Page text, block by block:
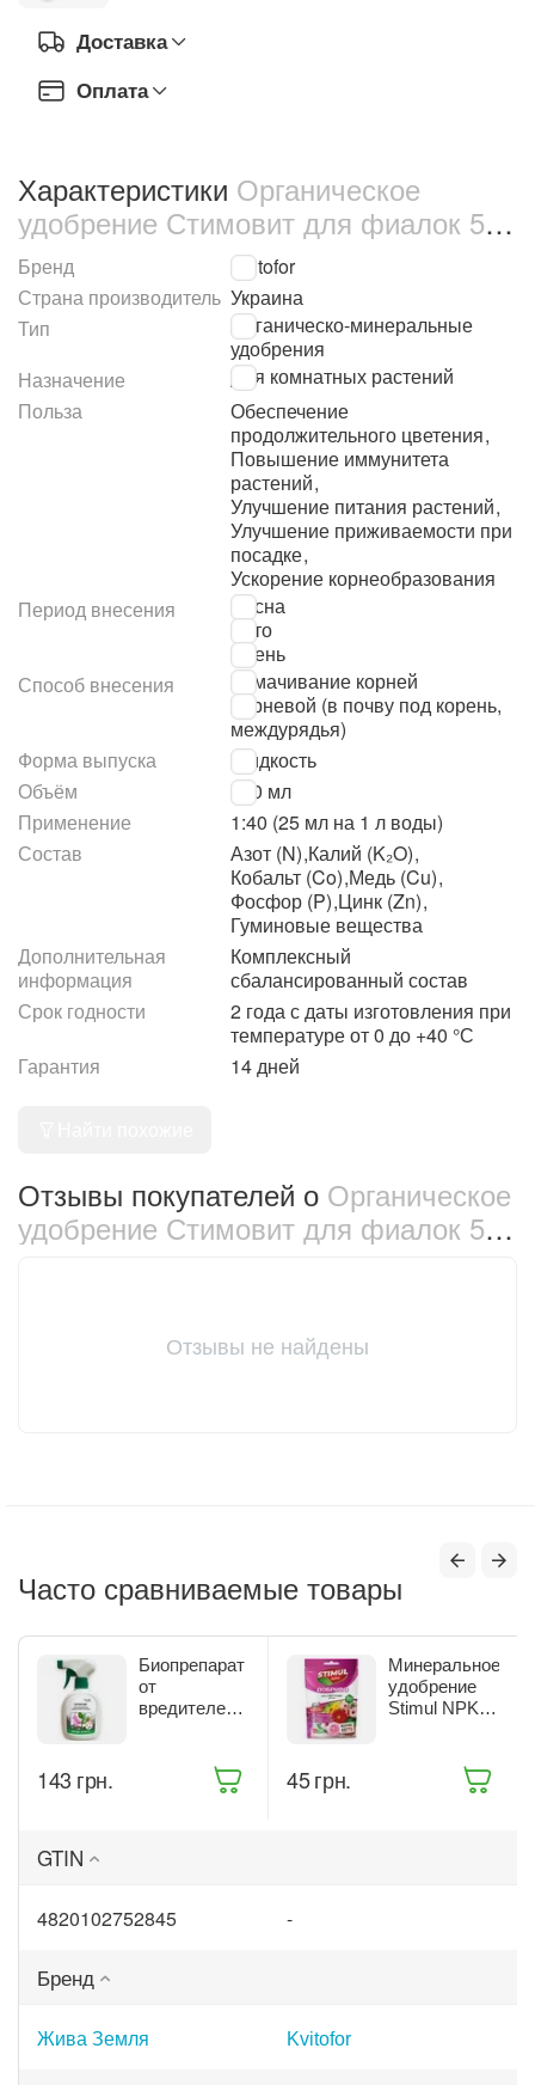
Доставка
Оплата
Характеристики Органическое
удобрение Стимовит для фиалок 500
мл (2237)
Бренд
Kvitofor
Страна производитель Украина
Тип
Органическо-минеральные
удобрения
Назначение
Для комнатных растений
Польза
Обеспечение
продолжительного цветения,
Повышение иммунитета
растений,
Улучшение питания растений,
Улучшение приживаемости при
посадке,
Ускорение корнеобразования
Период внесения
Весна
Лето
Осень
Способ внесения
Замачивание корней
Корневой (в почву под корень,
междурядья)
Форма выпуска
Жидкость
Объём
500 мл
Применение
1:40 (25 мл на 1 л воды)
Состав
Азот (N),Калий (K₂O),
Кобальт (Co),Медь (Cu),
Фосфор (P),Цинк (Zn),
Гуминовые вещества
Дополнительная
информация
Комплексный
сбалансированный состав
Срок годности
2 года с даты изготовления при
температуре от 0 до +40 °С
Гарантия
14 дней
Отзывы покупателей о Органическое
удобрение Стимовит для фиалок 500
Отзывы не найдены
Часто сравниваемые товары
Биопрепарат
от
вредителей
Жива Земля
‍143‍ грн.
Минеральное
удобрение
Stimul NPK
растений 200
‍45‍грн.
GTIN
4820102752845 -
Бренд
Жива Земля Kvitofor